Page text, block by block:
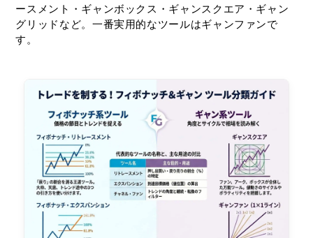
ースメント・ギャンボックス・ギャンスクエア・ギャン
グリッドなど。一番実用的なツールはギャンファンで
す。